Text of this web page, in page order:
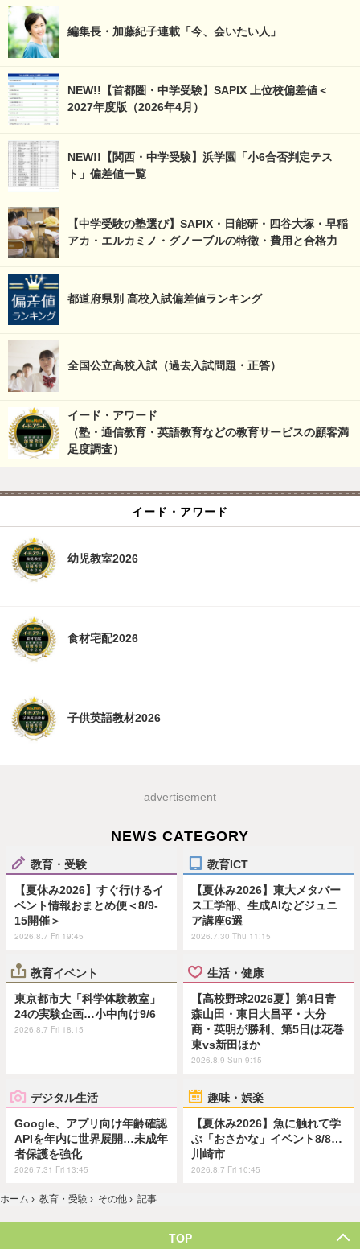
編集長・加藤紀子連載「今、会いたい人」
NEW!!【首都圏・中学受験】SAPIX 上位校偏差値＜
2027年度版（2026年4月）
NEW!!【関西・中学受験】浜学園「小6合否判定テス
ト」偏差値一覧
【中学受験の塾選び】SAPIX・日能研・四谷大塚・早稲
アカ・エルカミノ・グノーブルの特徴・費用と合格力
都道府県別 高校入試偏差値ランキング
全国公立高校入試（過去入試問題・正答）
イード・アワード
（塾・通信教育・英語教育などの教育サービスの顧客満
足度調査）
イード・アワード
幼児教室2026
食材宅配2026
子供英語教材2026
advertisement
NEWS CATEGORY
教育・受験
【夏休み2026】すぐ行けるイ
ベント情報おまとめ便＜8/9-
15開催＞
2026.8.7 Fri 19:45
教育ICT
【夏休み2026】東大メタバー
ス工学部、生成AIなどジュニ
ア講座6選
2026.7.30 Thu 11:15
教育イベント
東京都市大「科学体験教室」
24の実験企画…小中向け9/6
2026.8.7 Fri 18:15
生活・健康
【高校野球2026夏】第4日青
森山田・東日大昌平・大分
商・英明が勝利、第5日は花巻
東vs新田ほか
2026.8.9 Sun 9:15
デジタル生活
Google、アプリ向け年齢確認
APIを年内に世界展開…未成年
者保護を強化
2026.7.31 Fri 13:45
趣味・娯楽
【夏休み2026】魚に触れて学
ぶ「おさかな」イベント8/8…
川崎市
2026.8.7 Fri 10:45
ホーム › 教育・受験 › その他 › 記事
TOP